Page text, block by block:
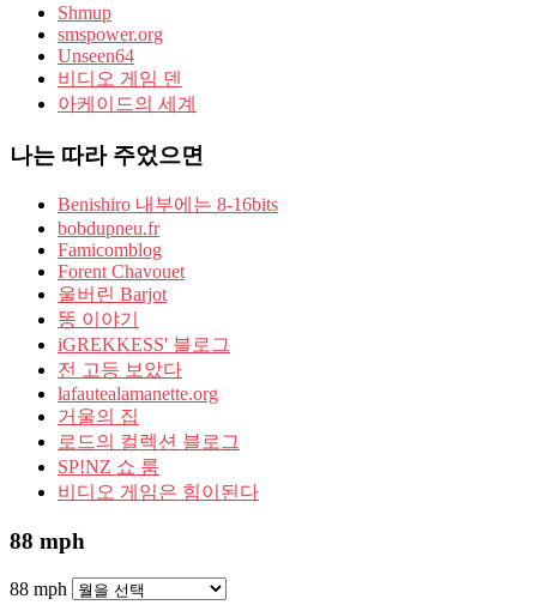
Shmup
smspower.org
Unseen64
비디오 게임 덴
아케이드의 세계
나는 따라 주었으면
Benishiro 내부에는 8-16bits
bobdupneu.fr
Famicomblog
Forent Chavouet
울버린 Barjot
똥 이야기
iGREKKESS' 블로그
전 고등 보았다
lafautealamanette.org
거울의 집
로드의 컬렉션 블로그
SP!NZ 쇼 룸
비디오 게임은 힘이된다
88 mph
88 mph